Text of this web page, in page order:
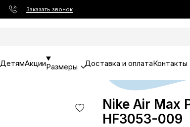
Заказать звонок
ДетямАкцииРазмеры Доставка и оплатаКонтакты
Nike Air Max
HF3053-009